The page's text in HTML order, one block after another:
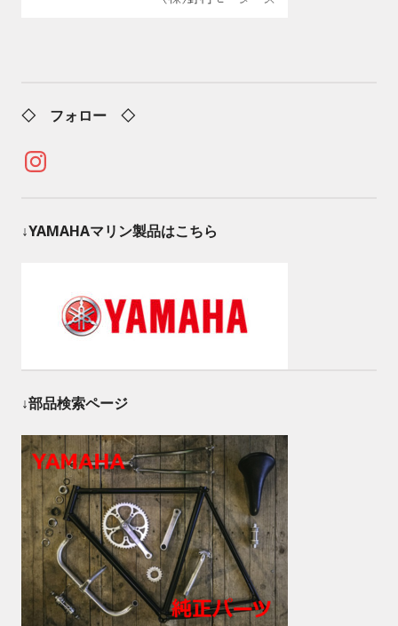
◇ フォロー ◇
Instagram
↓YAMAHAマリン製品はこちら
↓部品検索ページ